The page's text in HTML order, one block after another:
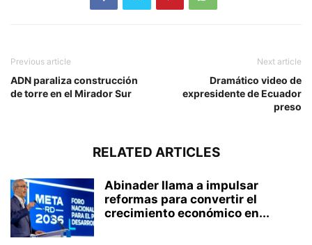
Previous article
ADN paraliza construcción
de torre en el Mirador Sur
Next article
Dramático video de
expresidente de Ecuador
preso
RELATED ARTICLES
Abinader llama a impulsar
reformas para convertir el
crecimiento económico en...